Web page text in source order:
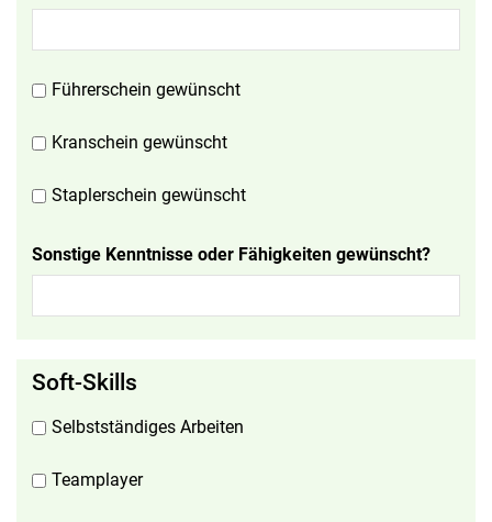
Führerschein gewünscht
Kranschein gewünscht
Staplerschein gewünscht
Sonstige Kenntnisse oder Fähigkeiten gewünscht?
Soft-Skills
Selbstständiges Arbeiten
Teamplayer